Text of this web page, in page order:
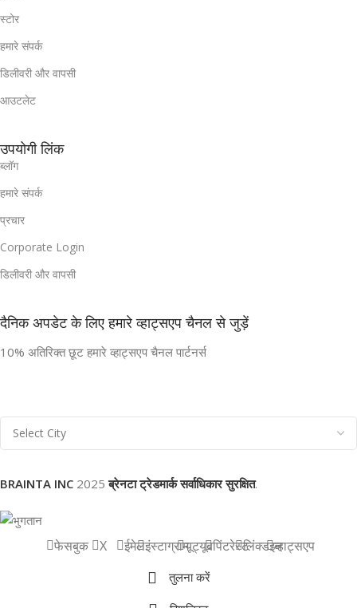
स्टोर
हमारे संपर्क
डिलीवरी और वापसी
आउटलेट
उपयोगी लिंक
ब्लॉग
हमारे संपर्क
प्रचार
Corporate Login
डिलीवरी और वापसी
दैनिक अपडेट के लिए हमारे व्हाट्सएप चैनल से जुड़ें
10% अतिरिक्त छूट हमारे व्हाट्सएप चैनल पार्टनर्स
BRAINTA INC 2025ब्रेनटा ट्रेडमार्क सर्वाधिकार सुरक्षित.
फेसबुक X ईमेलइंस्टाग्रामयूट्यूबपिंटरेस्टलिंक्डइनव्हाट्सएप
तुलना करें